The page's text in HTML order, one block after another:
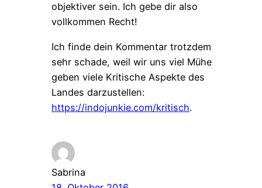
objektiver sein. Ich gebe dir also
vollkommen Recht!
Ich finde dein Kommentar trotzdem
sehr schade, weil wir uns viel Mühe
geben viele Kritische Aspekte des
Landes darzustellen:
https://indojunkie.com/kritisch.
Sabrina